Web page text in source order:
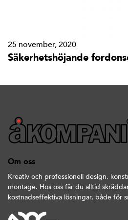
25 november, 2020
Säkerhetshöjande
Om oss
Kreativ och professionell design,
montage. Hos oss får du alltid
kostnadseffektiva lösningar, både för